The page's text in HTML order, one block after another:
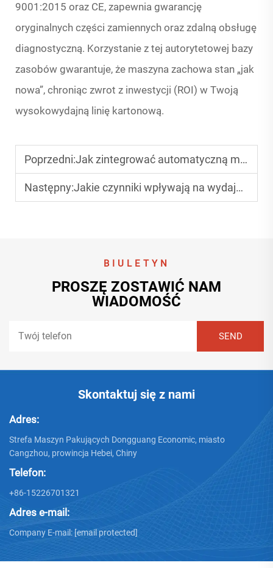
9001:2015 oraz CE, zapewnia gwarancję
oryginalnych części zamiennych oraz zdalną obsługę
diagnostyczną. Korzystanie z tej autorytetowej bazy
zasobów gwarantuje, że maszyna zachowa stan „jak
nowa”, chroniąc zwrot z inwestycji (ROI) w Twoją
wysokowydajną linię kartonową.
Poprzedni:Jak zintegrować automatyczną maszynę do pakowania kartonów falistych w linie produkcyjne?
Następny:Jakie czynniki wpływają na wydajność maszyny do pakowania pudełek kartonowych?
BIULETYN
PROSZĘ ZOSTAWIĆ NAM
WIADOMOŚĆ
Skontaktuj się z nami
Adres:
Strefa Maszyn Pakujących Dongguang Economic, miasto
Cangzhou, prowincja Hebei, Chiny
Telefon:
+86-15226701321
Adres e-mail:
Company E-mail: [email protected]